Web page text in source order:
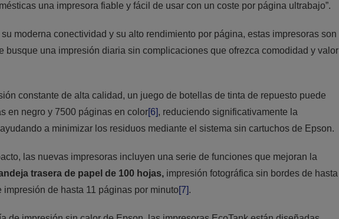
una impresora fiable y fácil de usar con un coste por página ultrabajo”.
moderna conectividad y su alto rendimiento por página, estas impresoras son
busque una impresión diaria sin complicaciones que ofrezca comodidad y valor
constante de alta calidad, un juego de botellas de tinta de repuesto puede
en negro y 7500 páginas en color[6], reduciendo significativamente la
a minimizar los residuos mediante el sistema sin cartuchos de Epson.
las nuevas impresoras incluyen una serie de funciones que mejoran la
trasera de papel de 100 hojas,impresión fotográfica sin bordes de hasta
de hasta 11 páginas por minuto[7].